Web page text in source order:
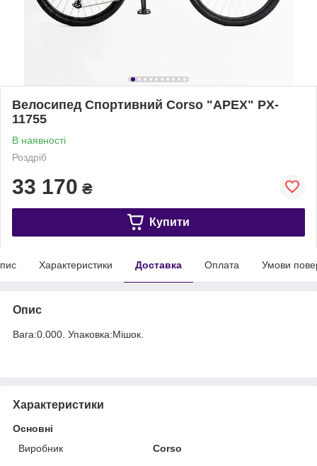
Велосипед Спортивний Corso "APEX" PX-
11755
В наявності
Роздріб
33 170 ₴
Купити
Характеристики Доставка Оплата Умови
Опис
Вага:0.000. Упаковка:Мішок.
Характеристики
Основні
Виробник
Corso